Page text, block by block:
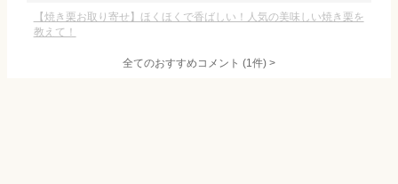
【焼き栗お取り寄せ】ほくほくで香ばしい！人気の美味しい焼き栗を
教えて！
全てのおすすめコメント (1件) >